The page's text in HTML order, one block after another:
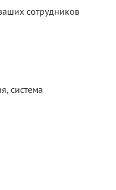
сотрудников
система